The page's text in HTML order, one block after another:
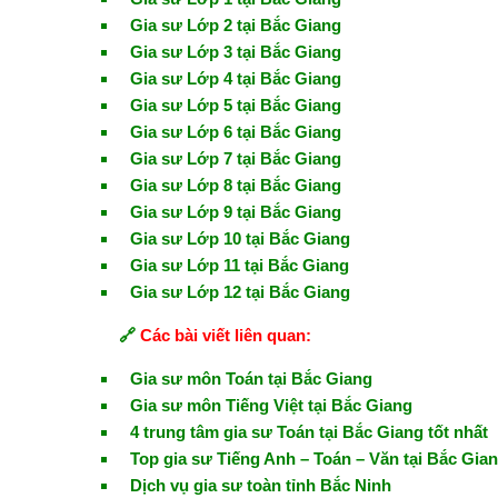
Gia sư Lớp 2 tại Bắc Giang
Gia sư Lớp 3 tại Bắc Giang
Gia sư Lớp 4 tại Bắc Giang
Gia sư Lớp 5 tại Bắc Giang
Gia sư Lớp 6 tại Bắc Giang
Gia sư Lớp 7 tại Bắc Giang
Gia sư Lớp 8 tại Bắc Giang
Gia sư Lớp 9 tại Bắc Giang
Gia sư Lớp 10 tại Bắc Giang
Gia sư Lớp 11 tại Bắc Giang
Gia sư Lớp 12 tại Bắc Giang
🔗 Các bài viết liên quan:
Gia sư môn Toán tại Bắc Giang
Gia sư môn Tiếng Việt tại Bắc Giang
4 trung tâm gia sư Toán tại Bắc Giang tốt nhất
Top gia sư Tiếng Anh – Toán – Văn tại Bắc
Dịch vụ gia sư toàn tỉnh Bắc Ninh